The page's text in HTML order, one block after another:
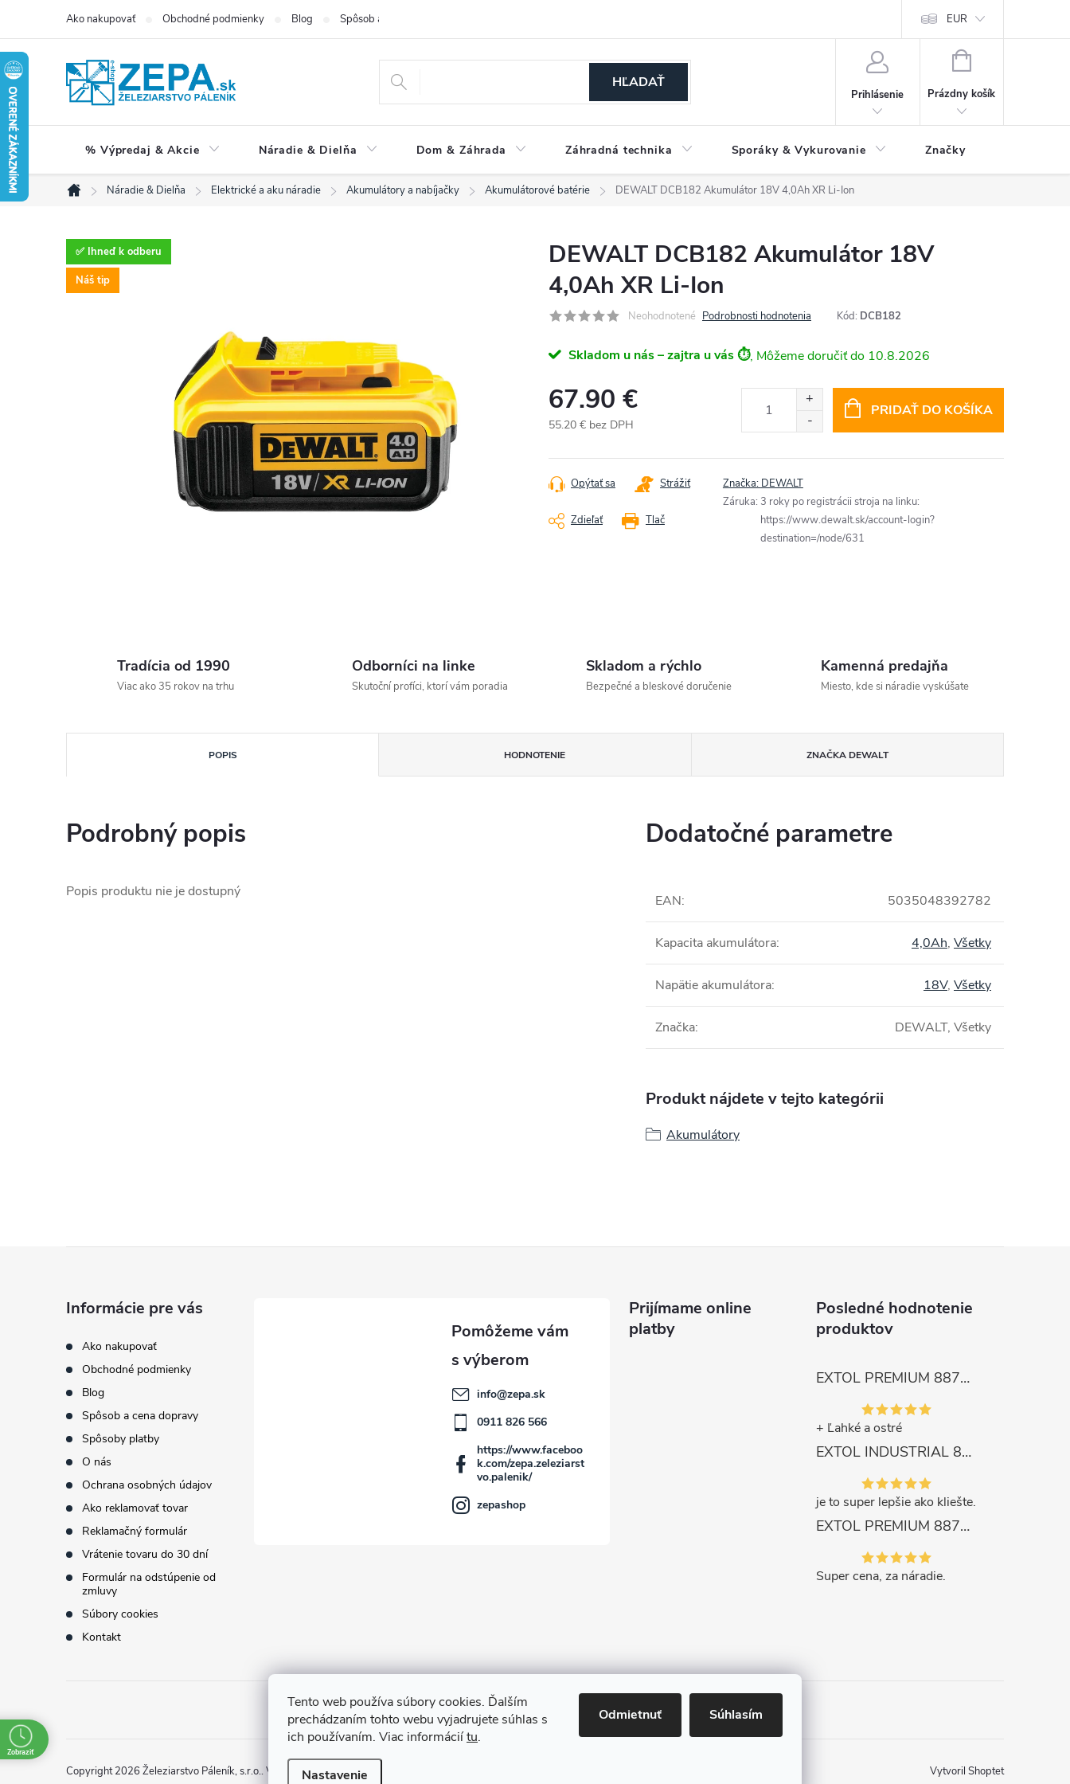
Tento web používa súbory cookies. Ďalším
prechádzaním tohto webu vyjadrujete súhlas s
ich používaním. Viac informáciítu.
Nastavenie
Odmietnuť Súhlasím
obsah
Ako nakupovať Obchodné podmienky Blog Spôsob a cena dopravy Reklamačný formulár
EUR
HĽADAŤ
Prihlásenie
NÁKUPNÝ
Prázdny košík
% Výpredaj & Akcie Náradie & Dielňa Dom & Záhrada Záhradná technika Sporáky & Vykurovanie Značky
Domov
Náradie & Dielňa Elektrické a aku náradie Akumulátory a nabíjačky Akumulátorové batérie DEWALT DCB182 Akumulátor 18V 4,0Ah XR Li-Ion
✅ Ihneď k odberu
Náš tip
DEWALT DCB182 Akumulátor 18V
4,0Ah XR Li-Ion
Neohodnotené Podrobnosti hodnotenia Kód: DCB182
Skladom u nás – zajtra u vás ⏱️ 10.8.2026
67.90 €
55.20 € bez DPH
cena:
PRIDAŤ DO KOŠÍKA
Tlač
Opýtať sa Strážiť
Zdieľať
Značka: DEWALT
Záruka: 3 roky po registrácii stroja na linku:
https://www.dewalt.sk/account-login?
destination=/node/631
Tradícia od 1990
Viac ako 35 rokov na trhu
Odborníci na linke
Skutoční profíci, ktorí vám poradia
Skladom a rýchlo
Bezpečné a bleskové doručenie
Kamenná predajňa
Miesto, kde si náradie vyskúšate
POPIS HODNOTENIE ZNAČKADEWALT
Podrobný popis
Popis produktu nie je dostupný
Dodatočné parametre
EAN: 5035048392782
Kapacita akumulátora: 4,0Ah, Všetky
Napätie akumulátora: 18V, Všetky
Značka: DEWALT, Všetky
Produkt nájdete v tejto kategórii
Akumulátory
Informácie pre vás
Ako nakupovať
Obchodné podmienky
Blog
Spôsob a cena dopravy
Spôsoby platby
O nás
Ochrana osobných údajov
Ako reklamovať tovar
Reklamačný formulár
Vrátenie tovaru do 30 dní
Formulár na odstúpenie od
zmluvy
Súbory cookies
Kontakt
info@zepa.sk
0911 826 566
https://www.faceboo
k.com/zepa.zeleziarst
vo.palenik/
zepashop
Prijímame online
platby
Posledné hodnotenie
produktov
EXTOL PREMIUM 8872105 Nožnice záhradnícke dlhé úzke, 200mm, max. prestrih Ø6mm
+ Ľahké a ostré
EXTOL INDUSTRIAL 8791861 Viazač armatúr aku Share20V, bez aku, drôt 0,8mm, oko 8-34mm, bezuhlíkový motor
je to super lepšie ako kliešte.
EXTOL PREMIUM 8871287 Sekera štiepacia 3500g, nylónová násada 910mm
Super cena, za náradie.
Kontakt
Vytvoril Shoptet
Copyright 2026 Železiarstvo Páleník, s.r.o.. Všetky práva vyhradené.
Zobraziť